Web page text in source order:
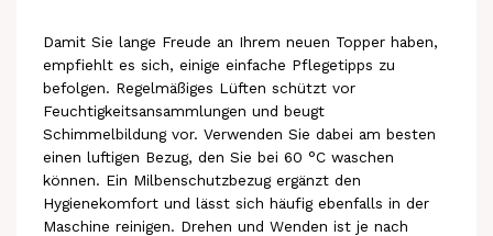
Damit Sie lange Freude an Ihrem neuen Topper haben,
empfiehlt es sich, einige einfache Pflegetipps zu
befolgen. Regelmäßiges Lüften schützt vor
Feuchtigkeitsansammlungen und beugt
Schimmelbildung vor. Verwenden Sie dabei am besten
einen luftigen Bezug, den Sie bei 60 °C waschen
können. Ein Milbenschutzbezug ergänzt den
Hygienekomfort und lässt sich häufig ebenfalls in der
Maschine reinigen. Drehen und Wenden ist je nach